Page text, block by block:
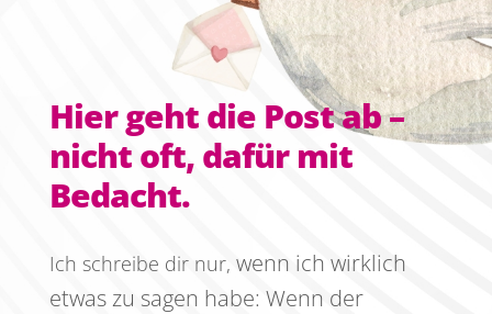
Hier geht die Post ab –
nicht oft, dafür mit
Bedacht.
Ich schreibe dir nur, wenn ich wirklich
etwas zu sagen habe: Wenn der